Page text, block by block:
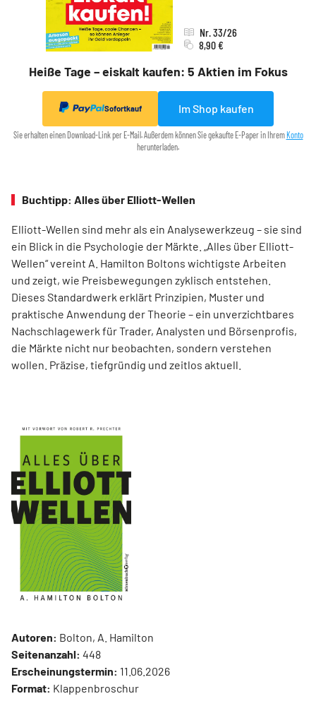
Heiße Tage – eiskalt kaufen: 5 Aktien im Fokus
Nr. 33/26
8,90 €
Sofortkauf Im Shop kaufen
Sie erhalten einen Download-Link per E-Mail. Außerdem können Sie gekaufte E-Paper in Ihrem Konto
herunterladen.
Buchtipp: Alles über Elliott-Wellen
Elliott-Wellen sind mehr als ein Analysewerkzeug – sie sind
ein Blick in die Psychologie der Märkte. „Alles über Elliott-
Wellen“ vereint A. Hamilton Boltons wichtigste Arbeiten
und zeigt, wie Preisbewegungen zyklisch entstehen.
Dieses Standardwerk erklärt Prinzipien, Muster und
praktische Anwendung der Theorie – ein unverzichtbares
Nachschlagewerk für Trader, Analysten und Börsenprofis,
die Märkte nicht nur beobachten, sondern verstehen
wollen. Präzise, tiefgründig und zeitlos aktuell.
Autoren: Bolton, A. Hamilton
Seitenanzahl: 448
Erscheinungstermin: 11.06.2026
Format: Klappenbroschur